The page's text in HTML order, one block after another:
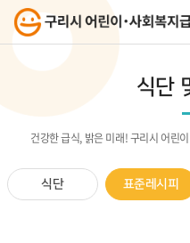
식단
건강한 급식, 밝은 미래! 구리시 어린
식단 표준레시피